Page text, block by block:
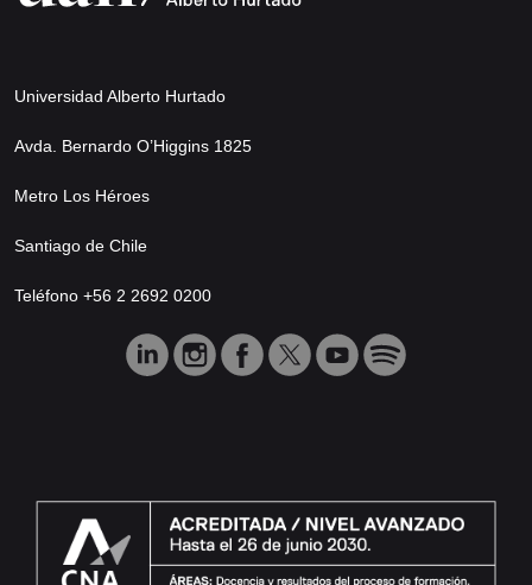
Universidad Alberto Hurtado
Avda. Bernardo O’Higgins 1825
Metro Los Héroes
Santiago de Chile
Teléfono +56 2 2692 0200